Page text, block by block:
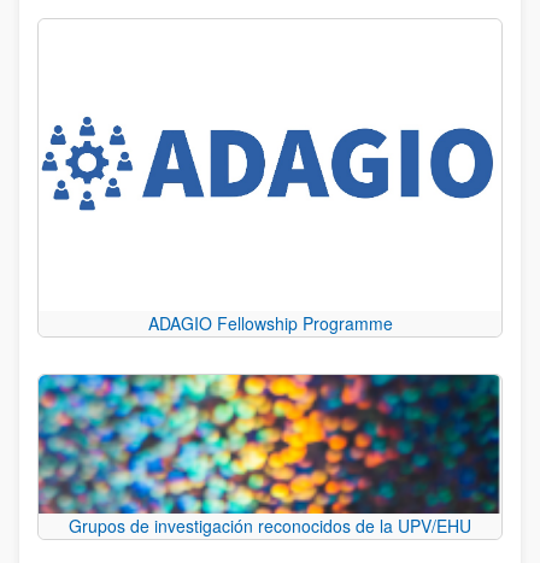
ADAGIO Fellowship Programme
Grupos de investigación reconocidos de la UPV/EHU